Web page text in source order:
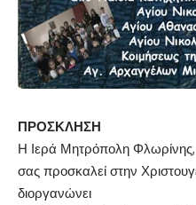
ΠΡΟΣΚΛΗΣΗ
Η Ιερά Μητρόπολη
σας προσκαλεί στην
διοργανώνει